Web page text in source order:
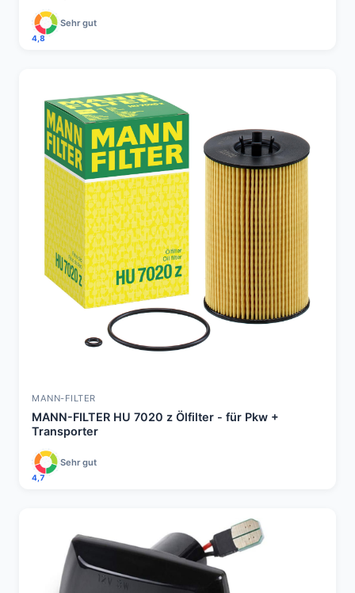
4,8
Sehr gut
MANN-FILTER
MANN-FILTER HU 7020 z Ölfilter - für Pkw +
Transporter
4,7
Sehr gut